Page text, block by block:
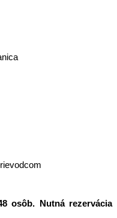
osôb. Nutná rezervácia